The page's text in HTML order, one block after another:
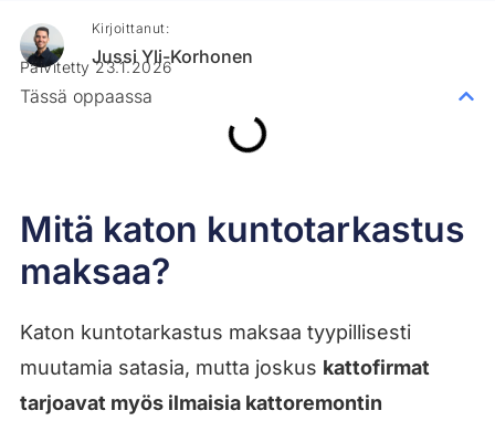
Mitä katon kuntotarkastus
maksaa?
Katon kuntotarkastus maksaa tyypillisesti
muutamia satasia, mutta joskus kattofirmat
tarjoavat myös ilmaisia kattoremontin
Kirjoittanut:
Jussi Yli-Korhonen
Päivitetty 23.1.2026
Tässä oppaassa